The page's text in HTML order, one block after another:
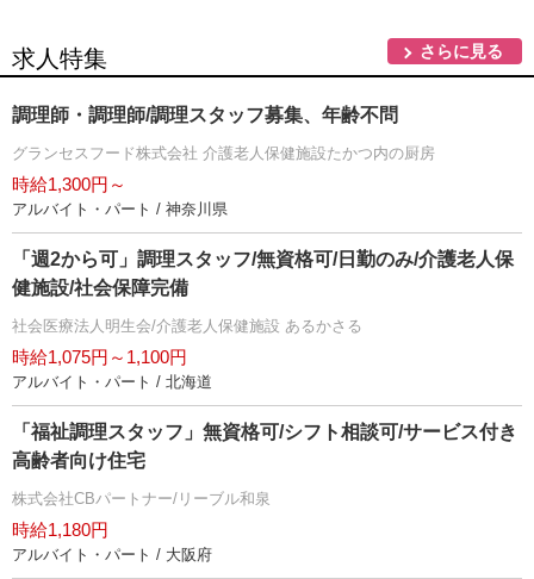
求人特集 さらに見る
調理師・調理師/調理スタッフ募集、年齢不問
グランセスフード株式会社 介護老人保健施設たかつ内の厨房
時給1,300円～
アルバイト・パート / 神奈川県
「週2から可」調理スタッフ/無資格可/日勤のみ/介護老人保
健施設/社会保障完備
社会医療法人明生会/介護老人保健施設 あるかさる
時給1,075円～1,100円
アルバイト・パート / 北海道
「福祉調理スタッフ」無資格可/シフト相談可/サービス付き
高齢者向け住宅
株式会社CBパートナー/リーブル和泉
時給1,180円
アルバイト・パート / 大阪府